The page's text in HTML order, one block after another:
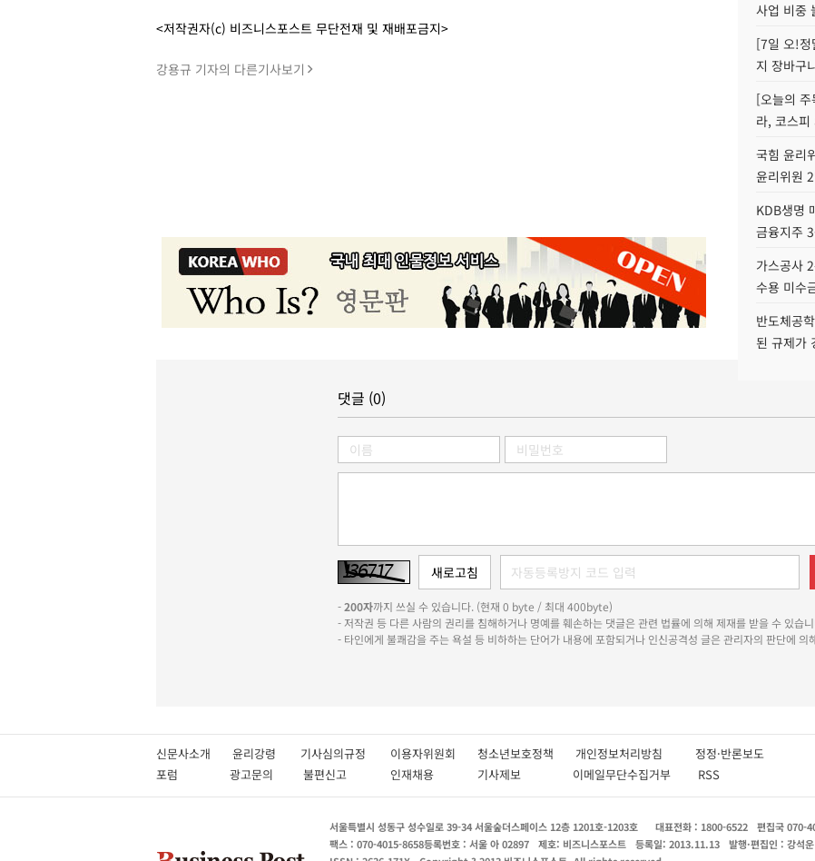
<저작권자(c) 비즈니스포스트 무단전재 및 재배포금지>
강용규 기자의 다른기사보기
사업 비중
[7일 오!정
지 장바구
[오늘의
라, 코스피
국힘 윤리
윤리위원
KDB생명
금융지주
가스공사
수용 미수
반도체공
된 규제가
댓글 (0)
-200자까지 쓰실 수 있습니다. (현재 0 byte / 최대 400byte)
- 저작권 등 다른 사람의 권리를 침해하거나 명예를 훼손하는 댓글은 관련 법률에 의해 제재를 받을 수 있습
- 타인에게 불쾌감을 주는 욕설 등 비하하는 단어가 내용에 포함되거나 인신공격성 글은 관리자의 판단에 의
신문사소개 윤리강령 기사심의규정 이용자위원회 청소년보호정책 개인정보처리방침 정정·반론보도
포럼
광고문의 불편신고 인재채용 기사제보 이메일무단수집거부 RSS
서울특별시 성동구 성수일로 39-34 서울숲더스페이스 12층 1201호-1203호 대표전화 : 1800-6522 편집국 070-
팩스 : 070-4015-8658등록번호 : 서울 아 02897 제호: 비즈니스포스트 등록일: 2013.11.13 발행·편집인 : 강석운